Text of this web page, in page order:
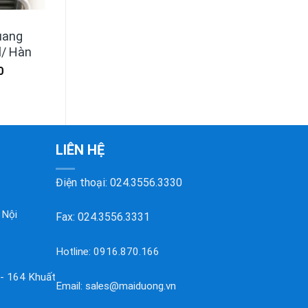
Hàn
164 Khuất
LIÊN HỆ
Điện thoại: 024.3556.3330
Fax: 024.3556.3331
Hotline: 0916.870.166
Email: sales@maiduong.vn